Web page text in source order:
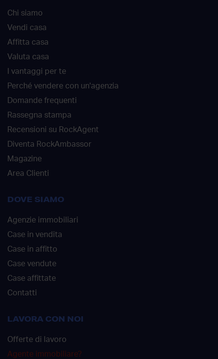
Chi siamo
Vendi casa
Affitta casa
Valuta casa
I vantaggi per te
Perché vendere con un'agenzia
Domande frequenti
Rassegna stampa
Recensioni su RockAgent
Diventa RockAmbassor
Magazine
Area Clienti
DOVE SIAMO
Agenzie immobiliari
Case in vendita
Case in affitto
Case vendute
Case affittate
Contatti
LAVORA CON NOI
Offerte di lavoro
Agente immobiliare?